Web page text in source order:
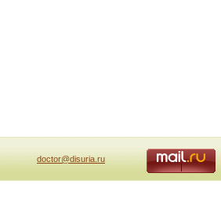
doctor@disuria.ru